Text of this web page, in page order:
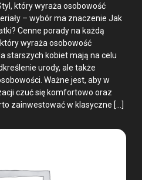
który wyraża osobowość
– wybór ma znaczenie Jak
Cenne porady na każdą
wyraża osobowość
starszych kobiet mają na celu
urody, ale także
Ważne jest, aby w
czuć się komfortowo oraz
zainwestować w klasyczne […]